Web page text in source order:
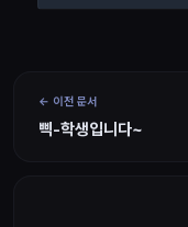
이전 문서
삑-학생입니다~